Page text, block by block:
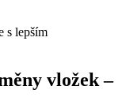
s lepším
vložek –